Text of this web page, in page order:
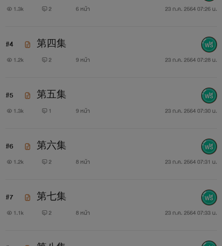
เรื่องนี้ยังไม่มีนางเอก ไม่วายแต่สามารถชิปได้ ตัวเอกเก่ง
ตั้งแต่เริ่มหากไม่ใช่แนวโปรดระวัง นิยายเรื่องนี้ได้รับแรงบันดาล
ต้องขออภัยครับ แนะนำได้ด้วยภาษาที่สุภาพ หากไม่ถูกจริตโปรด
กดออกไปเงียบ ๆ ไม่ต้องป่าวประกาศทำลายความมั่นใจของผู้
1.3k 2 6 หน้า 23 ก.ค. 2564 07:26 น.
#4 第四集
1.2k 2 9 หน้า 23 ก.ค. 2564 07:28 น.
#5 第五集
1.3k 1 9 หน้า 23 ก.ค. 2564 07:30 น.
#6 第六集
1.2k 2 8 หน้า 23 ก.ค. 2564 07:31 น.
#7 第七集
1.1k 2 8 หน้า 23 ก.ค. 2564 07:33 น.